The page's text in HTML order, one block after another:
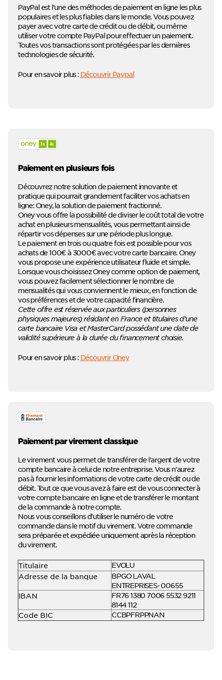
PayPal est l'une des méthodes de paiement en ligne les plus
populaires et les plus fiables dans le monde. Vous pouvez
payer avec votre carte de crédit ou de débit, ou même
utiliser votre compte PayPal pour effectuer un paiement.
Toutes vos transactions sont protégées par les dernières
technologies de sécurité.
Pour en savoir plus : Découvrir Paypal
Paiement en plusieurs fois
Découvrez notre solution de paiement innovante et
pratique qui pourrait grandement faciliter vos achats en
ligne: Oney, la solution de paiement fractionné.
Oney vous offre la possibilité de diviser le coût total de votre
achat en plusieurs mensualités, vous permettant ainsi de
répartir vos dépenses sur une période plus longue.
Le paiement en trois ou quatre fois est possible pour vos
achats de 100€ à 3000€ avec votre carte bancaire. Oney
vous propose une expérience utilisateur fluide et simple.
Lorsque vous choisissez Oney comme option de paiement,
vous pouvez facilement sélectionner le nombre de
mensualités qui vous conviennent le mieux, en fonction de
vos préférences et de votre capacité financière.
Cette offre est réservée aux particuliers (personnes
physiques majeures) résidant en France et titulaires d’une
carte bancaire Visa et MasterCard possédant une date de
validité supérieure à la durée du financement choisie.
Pour en savoir plus : Découvrir Oney
Paiement par virement classique
Le virement vous permet de transférer de l'argent de votre
compte bancaire à celui de notre entreprise. Vous n'aurez
pas à fournir les informations de votre carte de crédit ou de
débit. Tout ce que vous avez à faire est de vous connecter à
votre compte bancaire en ligne et de transférer le montant
de la commande à notre compte.
Nous vous conseillons d'utiliser le numéro de votre
commande dans le motif du virement. Votre commande
sera préparée et expédiée uniquement après la réception
du virement.
Titulaire
EVOLU
Adresse de la banque
BPGO LAVAL
ENTREPRISES- 00655
IBAN
FR76 1380 7006 5532 9211
8144 112
Code BIC
CCBPFRPPNAN